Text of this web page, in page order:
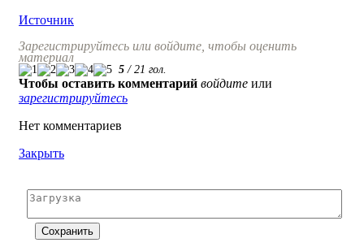
Источник
Зарегистрируйтесь или войдите, чтобы оценить
материал
5 / 21 гол.
Чтобы оставить комментарий войдите или
зарегистрируйтесь
Нет комментариев
Закрыть